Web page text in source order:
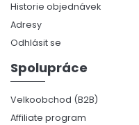
Historie objednávek
Adresy
Odhlásit se
Spolupráce
Velkoobchod (B2B)
Affiliate program